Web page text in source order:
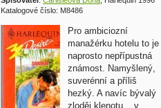
Katalogové číslo: M8486
Pro ambiciozní
manažérku hotelu to je
naprosto nepřípustná
známost. Namyšlený,
suverénní a příliš
hezký. A navíc bývalý
zloděj klenotu... v